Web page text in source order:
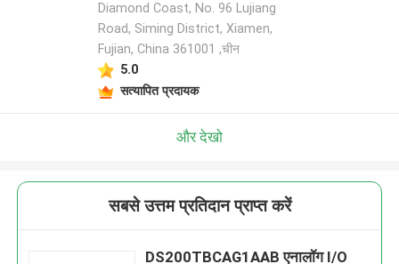
Diamond Coast, No. 96 Lujiang
Road, Siming District, Xiamen,
Fujian, China 361001 ,चीन
5.0
सत्यापित प्रदायक
और देखो
सबसे उत्तम प्रतिदान प्राप्त करें
DS200TBCAG1AAB एनालॉग I/O